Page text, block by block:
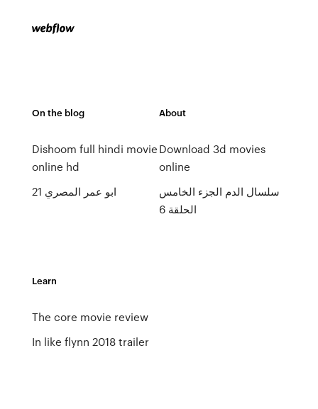
On the blog
Dishoom full hindi movie
online hd
ابو عمر المصري 21
About
Download 3d movies
online
سلسال الدم الجزء الخامس
الحلقة 6
Learn
The core movie review
In like flynn 2018 trailer